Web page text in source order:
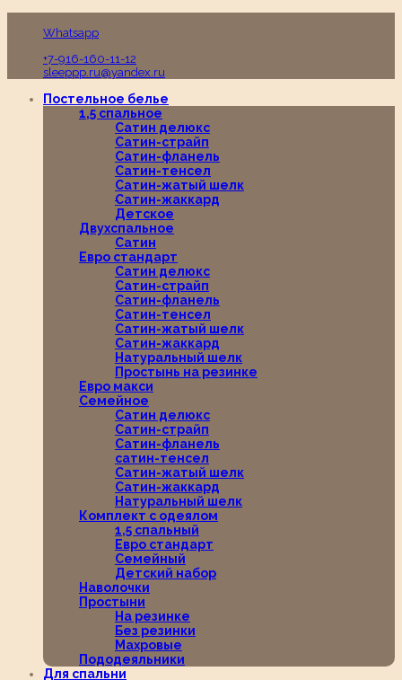
Whatsapp
+7-916-160-11-12
sleeppp.ru@yandex.ru
Постельное белье
1,5 спальное
Сатин делюкс
Сатин-страйп
Сатин-фланель
Сатин-тенсел
Сатин-жатый шелк
Сатин-жаккард
Детское
Двухспальное
Сатин
Евро стандарт
Сатин делюкс
Сатин-страйп
Сатин-фланель
Сатин-тенсел
Сатин-жатый шелк
Сатин-жаккард
Натуральный шелк
Простынь на резинке
Евро макси
Семейное
Сатин делюкс
Сатин-страйп
Сатин-фланель
сатин-тенсел
Сатин-жатый шелк
Сатин-жаккард
Натуральный шелк
Комплект с одеялом
1,5 спальный
Евро стандарт
Семейный
Детский набор
Наволочки
Простыни
На резинке
Без резинки
Махровые
Пододеяльники
Для спальни